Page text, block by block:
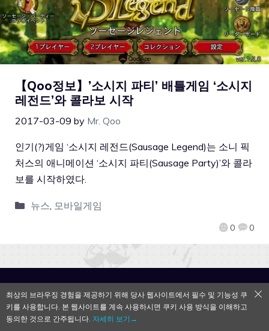
【Qoo정보】’소시지 파티’ 배틀게임 ‘소시지
레전드’와 콜라보 시작
2017-03-09 by Mr. Qoo
0 0
인기(?)게임 ‘소시지 레전드(Sausage Legend)는 소니 픽
처스의 애니메이션 ‘소시지 파티(Sausage Party)’와 콜라
보를 시작하였다.
뉴스 모바일게임
최상의 브라우징 경험을 제공하기 위해 당사 웹사이트에서 필수 및 기능성 쿠
키를 사용합니다. 본 웹사이트를 계속 사용하시면 쿠키 사용 방식을 이해하고
동의한 것으로 간주됩니다. 자세히 보기→